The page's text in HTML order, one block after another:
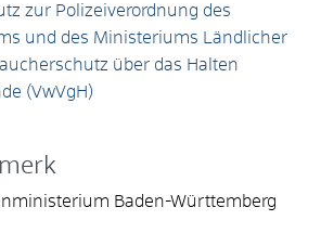
zur Polizeiverordnung des
und des Ministeriums Ländlicher
über das Halten
(VwVgH)
Baden-Württemberg